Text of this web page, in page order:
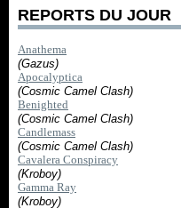
REPORTS DU JOUR
Anathema
(Gazus)
Apocalyptica
(Cosmic Camel Clash)
Benighted
(Cosmic Camel Clash)
Candlemass
(Cosmic Camel Clash)
Cavalera Conspiracy
(Kroboy)
Gamma Ray
(Kroboy)